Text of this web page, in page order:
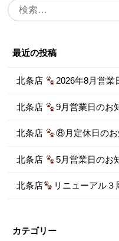
検
索:
最近の投稿
北条店 2026年8月営業
北条店 9月営業日のお
北条店 ⑧月定休日のお
北条店 5月営業日のお
北条店 リニューアル
カテゴリー